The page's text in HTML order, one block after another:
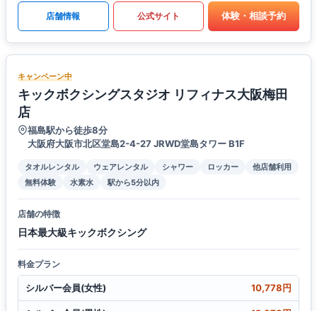
店舗情報 公式サイト 体験・相談予約
キャンペーン中
キックボクシングスタジオ リフィナス大阪梅田
店
福島駅から徒歩8分
大阪府大阪市北区堂島2-4-27 JRWD堂島タワー B1F
タオルレンタル ウェアレンタル シャワー ロッカー
他店舗利用
無料体験
水素水 駅から5分以内
店舗の特徴
日本最大級キックボクシング
料金プラン
シルバー会員(女性) 10,778円